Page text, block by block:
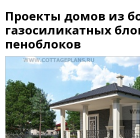
Проекты домов из
газосиликатных
пеноблоков